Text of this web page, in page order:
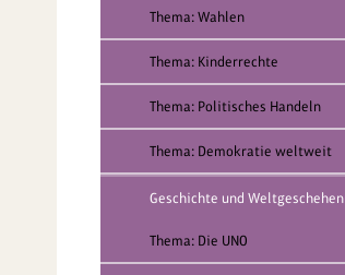
Thema: Wahlen
Thema: Kinderrechte
Thema: Politisches Handeln
Thema: Demokratie weltweit
Geschichte und Weltgeschehen
Thema: Die UNO